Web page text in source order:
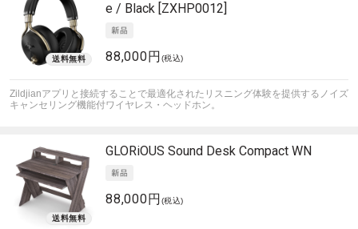
e / Black [ZXHP0012]
88,000円 (税込)
Zildjianアプリと接続することで最適化されたリスニング体験を提供するノイズ
キャンセリング機能付ワイヤレス・ヘッドホン。
GLORiOUS Sound Desk Compact WN
88,000円 (税込)